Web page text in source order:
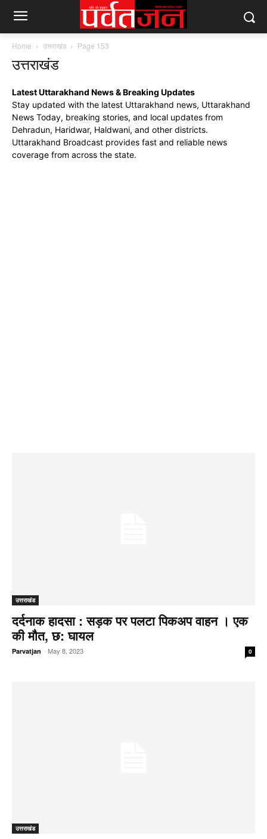
Home उत्तराखंड Page 153
उत्तराखंड
Latest Uttarakhand News & Breaking Updates
Stay updated with the latest Uttarakhand news, Uttarakhand
News Today, breaking stories, and local updates from
Dehradun, Haridwar, Haldwani, and other districts.
Uttarakhand Broadcast provides fast and reliable news
coverage from across the state.
उत्तराखंड
दर्दनाक हादसा : सड़क पर पलटा पिकअप वाहन । एक
की मौत, छ: घायल
Parvatjan -May 8, 2023 0
उत्तराखंड